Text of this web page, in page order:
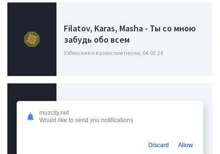
Filatov, Karas, Masha - Ты со мною
забудь обо всем
Узбекские и казахские песни, 04.03.24
Slame - Настанет день
muzcity.net
Would like to send you notifications
Discard Allow